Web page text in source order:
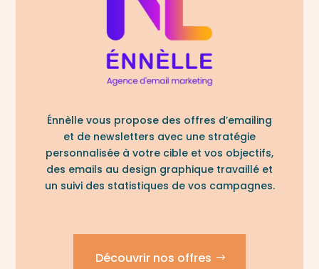
Énnèlle vous propose des offres d’emailing
et de newsletters avec une stratégie
personnalisée à votre cible et vos objectifs,
des emails au design graphique travaillé et
un suivi des statistiques de vos campagnes.
Découvrir nos offres